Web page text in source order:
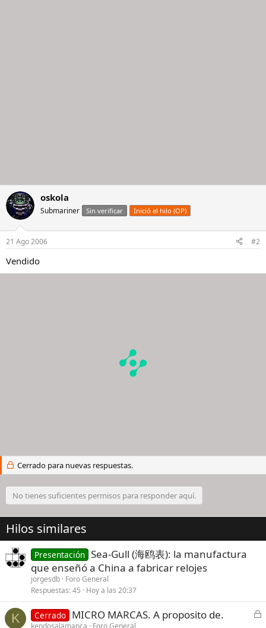
oskola
Submariner Sin verificar Inició el hilo (OP)
21 Ago 2006 #2
Vendido
Cerrado para nuevas respuestas.
No tienes suficientes permisos para responder aquí.
Hilos similares
Presentación Sea-Gull (海鸥表): la manufactura
que enseñó a China a fabricar relojes
jorgesdb Foro General
Respuestas 45 Hoy a las 20:37
K
C
Cerrado MICRO MARCAS. A proposito de.
kendosalamanca
Foro General